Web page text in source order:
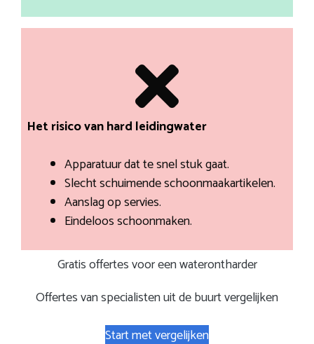
Het risico van hard leidingwater
Apparatuur dat te snel stuk gaat.
Slecht schuimende schoonmaakartikelen.
Aanslag op servies.
Eindeloos schoonmaken.
Gratis offertes voor een waterontharder
Offertes van specialisten uit de buurt vergelijken
Start met vergelijken